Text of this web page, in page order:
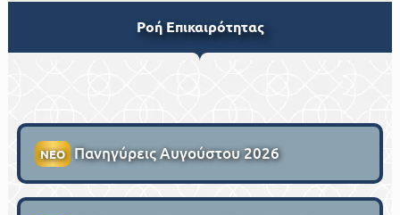
Ροή Επικαιρότητας
ΝΕΟ Πανηγύρεις Αυγούστου 2026